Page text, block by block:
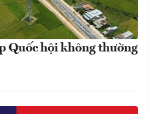
Quốc hội không thường